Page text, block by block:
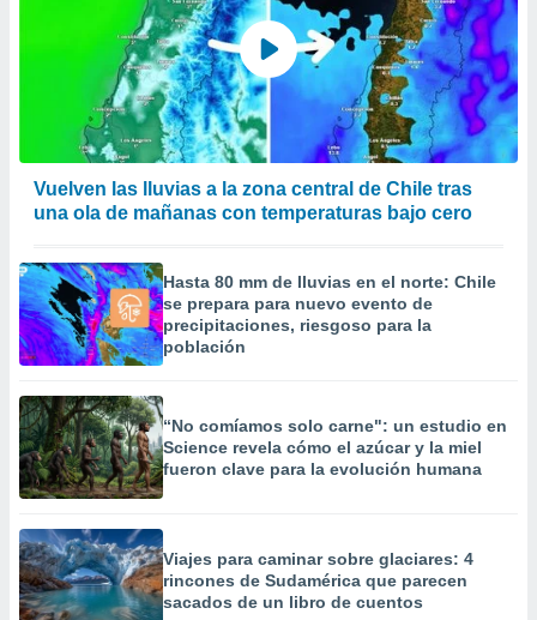
Vuelven las lluvias a la zona central de Chile tras
una ola de mañanas con temperaturas bajo cero
Hasta 80 mm de lluvias en el norte: Chile
se prepara para nuevo evento de
precipitaciones, riesgoso para la
población
“No comíamos solo carne": un estudio en
Science revela cómo el azúcar y la miel
fueron clave para la evolución humana
Viajes para caminar sobre glaciares: 4
rincones de Sudamérica que parecen
sacados de un libro de cuentos